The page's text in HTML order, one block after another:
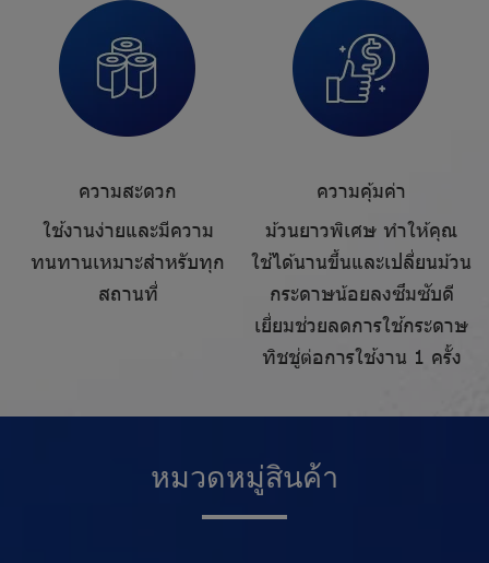
ความสะดวก
ใช้งานง่ายและมีความ
ทนทานเหมาะสำหรับทุก
สถานที่
ความคุ้มค่า
ม้วนยาวพิเศษ ทำให้คุณ
ใช้ได้นานขึ้นและเปลี่ยนม้วน
กระดาษน้อยลงซึมซับดี
เยี่ยมช่วยลดการใช้กระดาษ
ทิชชู่ต่อการใช้งาน 1 ครั้ง
หมวดหมู่สินค้า